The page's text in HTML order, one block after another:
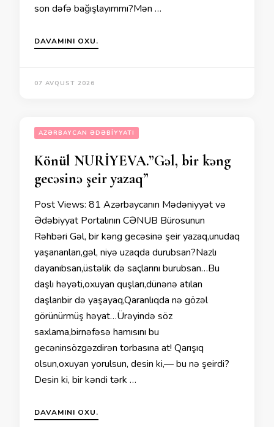
son dəfə bağışlayımmı?Mən …
DAVAMINI OXU.
07 AVQUST 2026
AZƏRBAYCAN ƏDƏBIYYATI
Könül NURİYEVA.”Gəl, bir kəng
gecəsinə şeir yazaq”
Post Views: 81 Azərbaycanın Mədəniyyət və
Ədəbiyyat Portalının CƏNUB Bürosunun
Rəhbəri Gəl, bir kəng gecəsinə şeir yazaq,unudaq
yaşananları,gəl, niyə uzaqda durubsan?Nazlı
dayanıbsan,üstəlik də saçlarını burubsan…Bu
daşlı həyəti,oxuyan quşları,dünənə atılan
daşlarıbir də yaşayaq,Qaranlıqda nə gözəl
görünürmüş həyat…Ürəyində söz
saxlama,birnəfəsə hamısını bu
gecəninsözgəzdirən torbasına at! Qarışıq
olsun,oxuyan yorulsun, desin ki,— bu nə şeirdi?
Desin ki, bir kəndi tərk …
DAVAMINI OXU.